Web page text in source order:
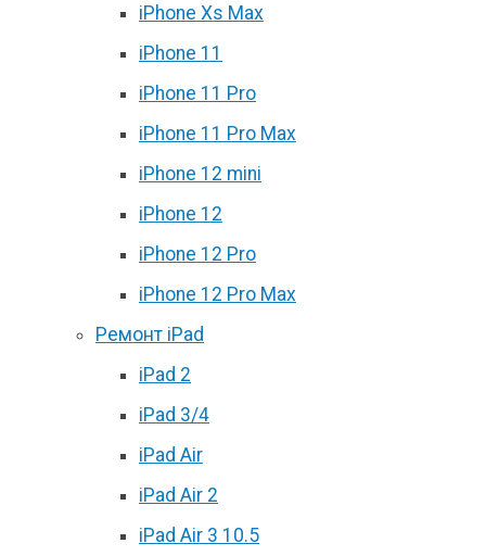
iPhone Xs Max
iPhone 11
iPhone 11 Pro
iPhone 11 Pro Max
iPhone 12 mini
iPhone 12
iPhone 12 Pro
iPhone 12 Pro Max
Ремонт iPad
iPad 2
iPad 3/4
iPad Air
iPad Air 2
iPad Air 3 10.5